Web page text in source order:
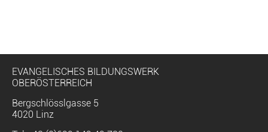
EVANGELISCHES BILDUNGSWERK
OBERÖSTERREICH
Bergschlösslgasse 5
4020 Linz